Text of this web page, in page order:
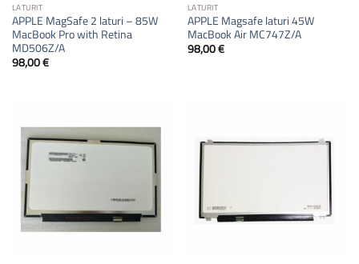
LATURIT
APPLE MagSafe 2 laturi – 85W
MacBook Pro with Retina
MD506Z/A
98,00€
LATURIT
APPLE Magsafe laturi 45W
MacBook Air MC747Z/A
98,00€